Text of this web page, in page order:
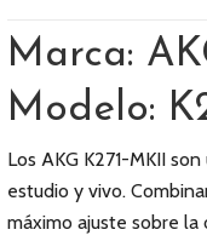
Marca:
Modelo:
Los AKG K271-MKII
estudio y vivo.
máximo ajuste sobre